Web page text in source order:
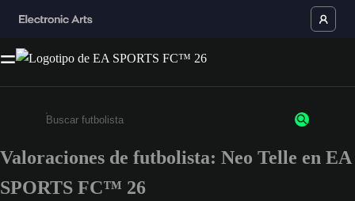
Escribe un mínimo de 3 caracteres o números.
Valoraciones de futbolista: Neo Telle en EA
SPORTS FC™ 26